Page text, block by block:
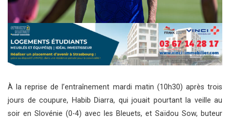
À la reprise de l’entraînement mardi matin (10h30) après trois
jours de coupure, Habib Diarra, qui jouait pourtant la veille au
soir en Slovénie (0-4) avec les Bleuets, et Saïdou Sow, buteur